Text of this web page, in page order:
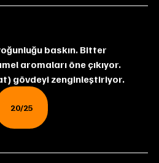
baskın. Bitter
aromaları öne çıkıyor.
gövdeyi zenginleştiriyor.
20/25